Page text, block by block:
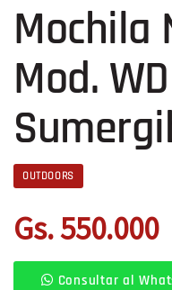
Mochila
Mod.
OUTDOORS
Gs. 550.000
Consultar al